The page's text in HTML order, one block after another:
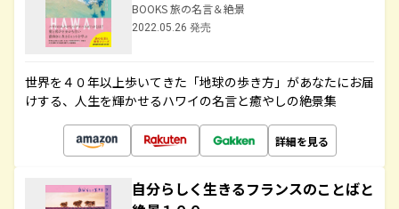
BOOKS 旅の名言＆絶景
2022.05.26 発売
世界を４０年以上歩いてきた「地球の歩き方」があなたにお届
けする、人生を輝かせるハワイの名言と癒やしの絶景集
詳細を見る
自分らしく生きるフランスのことばと